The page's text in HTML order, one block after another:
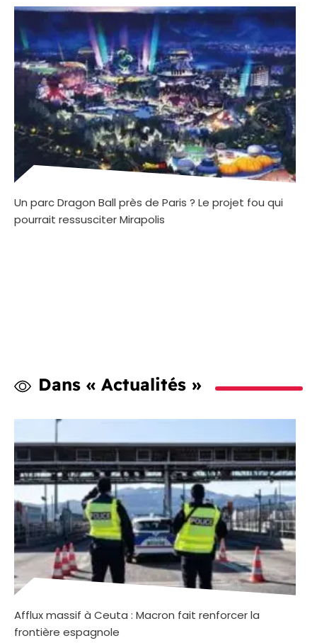
Un parc Dragon Ball près de Paris ? Le projet fou qui
pourrait ressusciter Mirapolis
Dans « Actualités »
Afflux massif à Ceuta : Macron fait renforcer la
frontière espagnole